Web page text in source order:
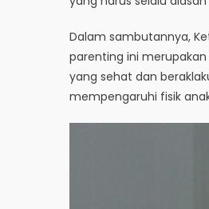
Dalam sambutannya,
parenting ini
yang sehat dan
mempengaruhi fisik